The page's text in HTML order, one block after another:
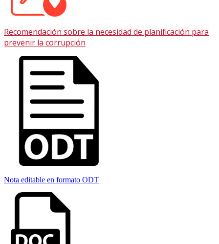
Recomendación sobre la necesidad de planificación para
prevenir la corrupción
Nota editable en formato ODT